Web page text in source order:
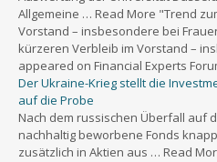
Vorstand – insbesondere bei
kürzeren Verbleib im Vorstand –
appeared on Financial Experts
Der Ukraine-Krieg stellt die
auf die Probe
Nach dem russischen Überfall auf
nachhaltig beworbene Fonds knapp
zusätzlich in Aktien aus … Read
Investmentstrategie nachhaltiger